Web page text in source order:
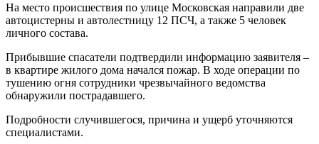
На место происшествия по улице Московская направили две
автоцистерны и автолестницу 12 ПСЧ, а также 5 человек
личного состава.
Прибывшие спасатели подтвердили информацию заявителя –
в квартире жилого дома начался пожар. В ходе операции по
тушению огня сотрудники чрезвычайного ведомства
обнаружили пострадавшего.
Подробности случившегося, причина и ущерб уточняются
специалистами.